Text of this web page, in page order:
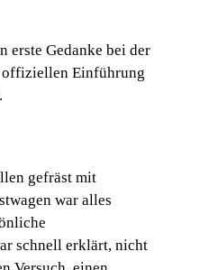
erste Gedanke bei der
offiziellen Einführung
gefräst mit
war alles
schnell erklärt, nicht